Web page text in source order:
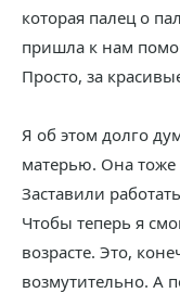
которая палец о
пришла к нам
Просто, за
Я об этом долго
матерью. Она тоже
Заставили
Чтобы теперь я
возрасте. Это,
возмутительно. А